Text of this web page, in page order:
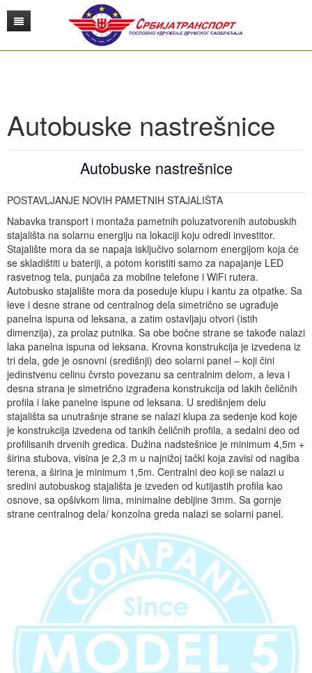
Istorijat
Udruženje poslodavaca
Biografije kolektiva Srbijatransport
Misija, vizija i aktuelno stanje
Pristupnice
Galerija
Fotografije
Video materijal
Događaji
Skupština udruženja
Srbijatransport
Autobuske stanice
Kategorizacija autobuskih stanica u Srbiji
Daljinar
Prevoznici
Red vožnje
Prodaja karata
Međunarodni teretni saobraćaj
TIR
Poslovodni odbor
Skraćenice i pojmovi - Engleski
Železnički saobraćaj
Digitalizacija u transportu
Robni terminali i multimodalni transport
Logistika i usluge u transportu
Siva ekonomija
Najnovije vesti
Edukacija
Edukacija zaposlenih u saobraćaju
Bezbednost saobraćaja
ADR
Vozači
Rukovaoci
Savetnici
Radno vreme vozača i tahografi
Obuka profesionalnih vozača
Sudsko veštačenje
Konsultantske usluge
Konsalting
Istraživanje tržišta
Marketing
Zastupanje i posredovanje
Visoko obrazovanje
Saobraćajni fakultet Beograd
Fakultet tehničkih nauka Novi Sad
Skupovi i konferencije
Zakonska regulativa
Gransko udruženje poslodavaca
USIS
Kontakt
Korisni linkovi
Autobuske nastrešnice
Autobuske nastrešnice
POSTAVLJANJE NOVIH PAMETNIH STAJALIŠTA
Nabavka transport i montaža pametnih poluzatvorenih autobuskih
stajališta na solarnu energiju na lokaciji koju odredi investitor.
Stajalište mora da se napaja isključivo solarnom energijom koja će
se skladištiti u bateriji, a potom koristiti samo za napajanje LED
rasvetnog tela, punjača za mobilne telefone i WiFi rutera.
Autobusko stajalište mora da poseduje klupu i kantu za otpatke. Sa
leve i desne strane od centralnog dela simetrično se ugrađuje
panelna ispuna od leksana, a zatim ostavljaju otvori (istih
dimenzija), za prolaz putnika. Sa obe bočne strane se takođe nalazi
laka panelna ispuna od leksana. Krovna konstrukcija je izvedena iz
tri dela, gde je osnovni (središnji) deo solarni panel – koji čini
jedinstvenu celinu čvrsto povezanu sa centralnim delom, a leva i
desna strana je simetrično izgrađena konstrukcija od lakih čeličnih
profila i lake panelne ispune od leksana. U središnjem delu
stajališta sa unutrašnje strane se nalazi klupa za sedenje kod koje
je konstrukcija izvedena od tankih čeličnih profila, a sedalni deo od
profilisanih drvenih gredica. Dužina nadstešnice je minimum 4,5m +
širina stubova, visina je 2,3 m u najnižoj tački koja zavisi od nagiba
terena, a širina je minimum 1,5m. Centralni deo koji se nalazi u
sredini autobuskog stajališta je izveden od kutijastih profila kao
osnove, sa opšivkom lima, minimalne debljine 3mm. Sa gornje
strane centralnog dela/ konzolna greda nalazi se solarni panel.